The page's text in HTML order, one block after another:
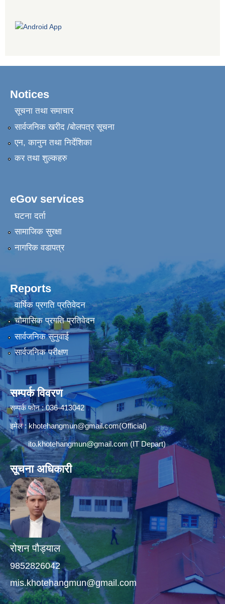
Notices
सूचना तथा समाचार
सार्वजनिक खरीद /बोलपत्र सूचना
एन, कानुन तथा निर्देशिका
कर तथा शुल्कहरु
eGov services
घटना दर्ता
सामाजिक सुरक्षा
नागरिक वडापत्र
Reports
वार्षिक प्रगति प्रतिवेदन
चौमासिक प्रगति प्रतिवेदन
सार्वजनिक सुनुवाई
सार्वजनिक परीक्षण
सम्पर्क विवरण
सम्पर्क फोन : 036-413042
इमेल :khotehangmun@gmail.com(Official)
ito.khotehangmun@gmail.com(IT Depart)
सूचना अधिकारी
रोशन पौड्याल
9852826042
mis.khotehangmun@gmail.com